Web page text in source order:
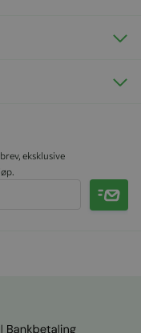
eksklusive
Meld